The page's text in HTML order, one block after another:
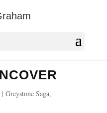
| Greystone Saga,